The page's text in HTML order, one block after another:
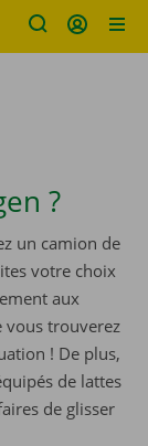
?
un camion de
votre choix
aux
vous trouverez
! De plus,
de lattes
de glisser